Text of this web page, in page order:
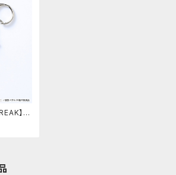
】の
ー 第1